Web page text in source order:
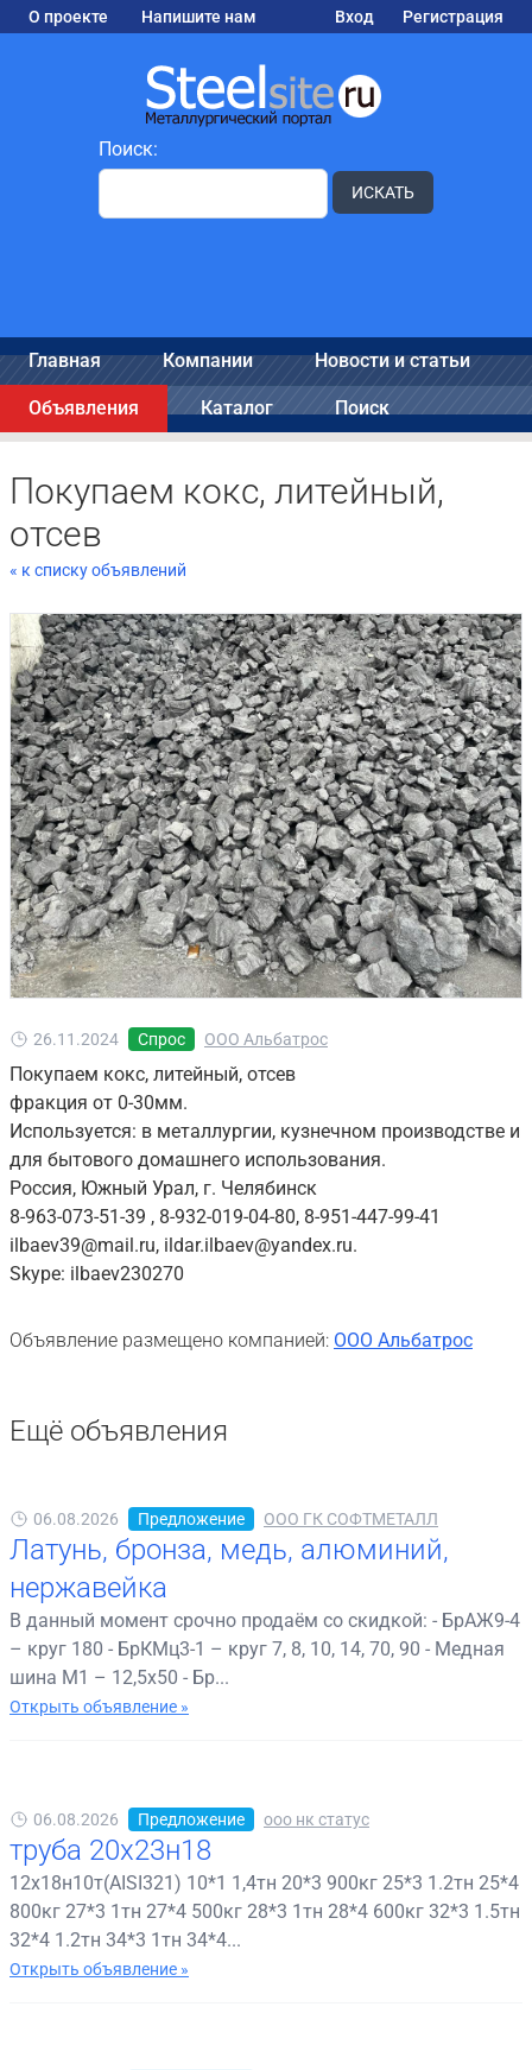
О проекте Напишите нам Вход Регистрация
Поиск:
ИСКАТЬ
Главная Компании Новости и статьи
Объявления Каталог Поиск
Покупаем кокс, литейный,
отсев
« к списку объявлений
26.11.2024 Спрос ООО Альбатрос
Покупаем кокс, литейный, отсев
фракция от 0-30мм.
Используется: в металлургии, кузнечном производстве и
для бытового домашнего использования.
Россия, Южный Урал, г. Челябинск
8-963-073-51-39 , 8-932-019-04-80, 8-951-447-99-41
ilbaev39@mail.ru, ildar.ilbaev@yandex.ru.
Skype: ilbaev230270
Объявление размещено компанией: ООО Альбатрос
Ещё объявления
06.08.2026 Предложение ООО ГК СОФТМЕТАЛЛ
Латунь, бронза, медь, алюминий,
нержавейка
В данный момент срочно продаём со скидкой: - БрАЖ9-4
– круг 180 - БрКМц3-1 – круг 7, 8, 10, 14, 70, 90 - Медная
шина М1 – 12,5х50 - Бр...
Открыть объявление »
06.08.2026 Предложение ооо нк статус
труба 20х23н18
12х18н10т(AISI321) 10*1 1,4тн 20*3 900кг 25*3 1.2тн 25*4
800кг 27*3 1тн 27*4 500кг 28*3 1тн 28*4 600кг 32*3 1.5тн
32*4 1.2тн 34*3 1тн 34*4...
Открыть объявление »